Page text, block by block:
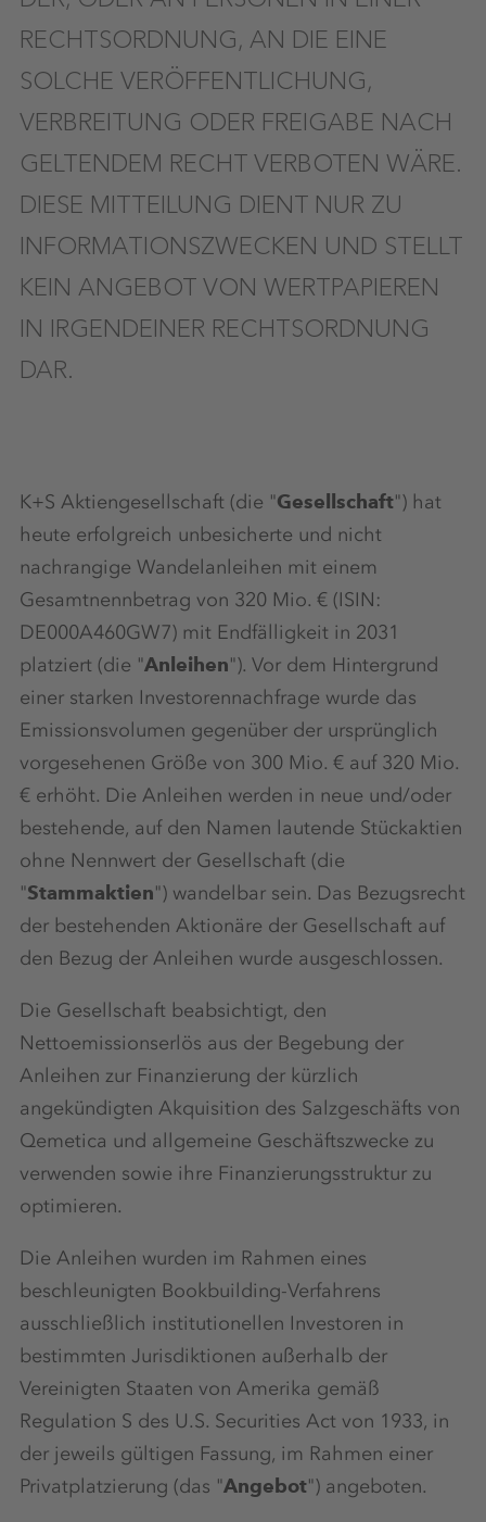
RECHTSORDNUNG, AN DIE EINE
SOLCHE VERÖFFENTLICHUNG,
VERBREITUNG ODER FREIGABE NACH
GELTENDEM RECHT VERBOTEN WÄRE.
DIESE MITTEILUNG DIENT NUR ZU
INFORMATIONSZWECKEN UND STELLT
KEIN ANGEBOT VON WERTPAPIEREN
IN IRGENDEINER RECHTSORDNUNG
DAR.
K+S Aktiengesellschaft (die "Gesellschaft") hat
heute erfolgreich unbesicherte und nicht
nachrangige Wandelanleihen mit einem
Gesamtnennbetrag von 320 Mio. € (ISIN:
DE000A460GW7) mit Endfälligkeit in 2031
platziert (die "Anleihen"). Vor dem Hintergrund
einer starken Investorennachfrage wurde das
Emissionsvolumen gegenüber der ursprünglich
vorgesehenen Größe von 300 Mio. € auf 320 Mio.
€ erhöht. Die Anleihen werden in neue und/oder
bestehende, auf den Namen lautende Stückaktien
ohne Nennwert der Gesellschaft (die
"Stammaktien") wandelbar sein. Das Bezugsrecht
der bestehenden Aktionäre der Gesellschaft auf
den Bezug der Anleihen wurde ausgeschlossen.
Die Gesellschaft beabsichtigt, den
Nettoemissionserlös aus der Begebung der
Anleihen zur Finanzierung der kürzlich
angekündigten Akquisition des Salzgeschäfts von
Qemetica und allgemeine Geschäftszwecke zu
verwenden sowie ihre Finanzierungsstruktur zu
optimieren.
Die Anleihen wurden im Rahmen eines
beschleunigten Bookbuilding-Verfahrens
ausschließlich institutionellen Investoren in
bestimmten Jurisdiktionen außerhalb der
Vereinigten Staaten von Amerika gemäß
Regulation S des U.S. Securities Act von 1933, in
der jeweils gültigen Fassung, im Rahmen einer
Privatplatzierung (das "Angebot") angeboten.